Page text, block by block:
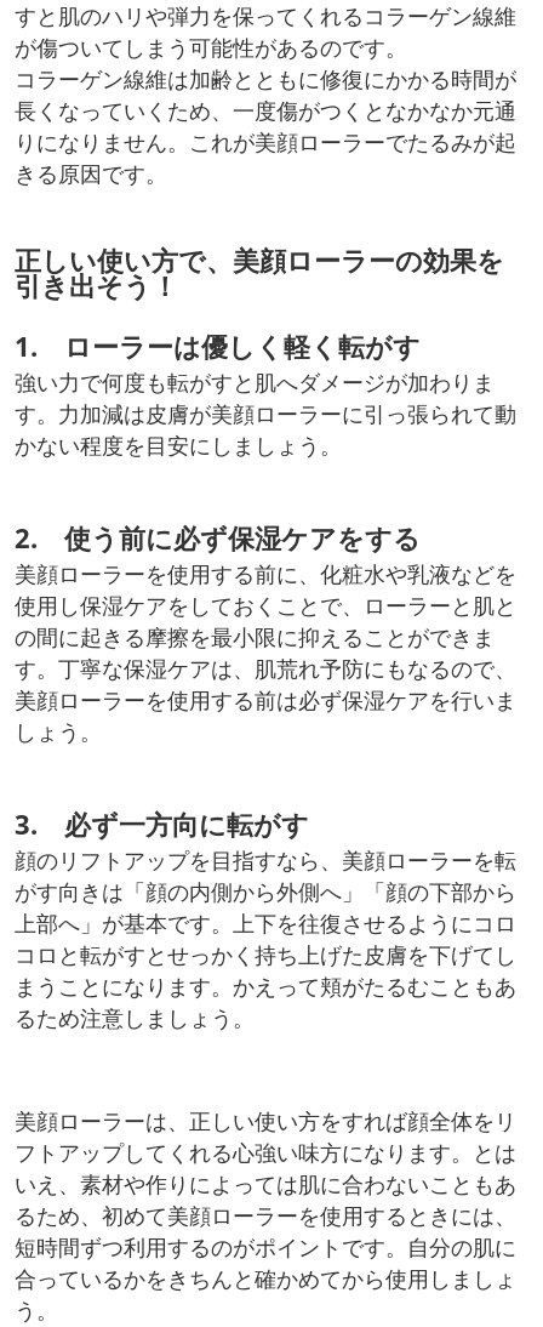
すと肌のハリや弾力を保ってくれるコラーゲン線維
が傷ついてしまう可能性があるのです。
コラーゲン線維は加齢とともに修復にかかる時間が
長くなっていくため、一度傷がつくとなかなか元通
りになりません。これが美顔ローラーでたるみが起
きる原因です。
正しい使い方で、美顔ローラーの効果を
引き出そう！
1. ローラーは優しく軽く転がす
強い力で何度も転がすと肌へダメージが加わりま
す。力加減は皮膚が美顔ローラーに引っ張られて動
かない程度を目安にしましょう。
2. 使う前に必ず保湿ケアをする
美顔ローラーを使用する前に、化粧水や乳液などを
使用し保湿ケアをしておくことで、ローラーと肌と
の間に起きる摩擦を最小限に抑えることができま
す。丁寧な保湿ケアは、肌荒れ予防にもなるので、
美顔ローラーを使用する前は必ず保湿ケアを行いま
しょう。
3. 必ず一方向に転がす
顔のリフトアップを目指すなら、美顔ローラーを転
がす向きは「顔の内側から外側へ」「顔の下部から
上部へ」が基本です。上下を往復させるようにコロ
コロと転がすとせっかく持ち上げた皮膚を下げてし
まうことになります。かえって頬がたるむこともあ
るため注意しましょう。
美顔ローラーは、正しい使い方をすれば顔全体をリ
フトアップしてくれる心強い味方になります。とは
いえ、素材や作りによっては肌に合わないこともあ
るため、初めて美顔ローラーを使用するときには、
短時間ずつ利用するのがポイントです。自分の肌に
合っているかをきちんと確かめてから使用しましょ
う。